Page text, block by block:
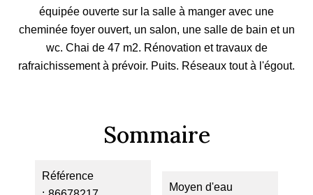
équipée ouverte sur la salle à manger avec une
cheminée foyer ouvert, un salon, une salle de bain et un
wc. Chai de 47 m2. Rénovation et travaux de
rafraichissement à prévoir. Puits. Réseaux tout à l'égout.
Sommaire
Référence
Moyen d'eau